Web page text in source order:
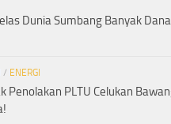
Dunia Sumbang Banyak
/ ENERGI
Penolakan PLTU Celukan